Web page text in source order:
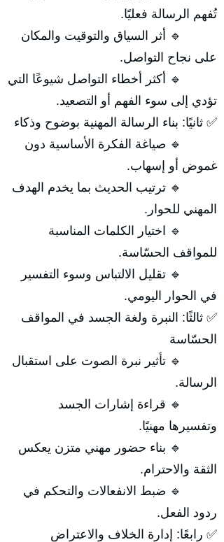
تُفهم الرسالة فعليًا.
🔹 أثر السياق والتوقيت والمكان
على نجاح التواصل.
🔹 أكثر أخطاء التواصل شيوعًا التي
تؤدي إلى سوء الفهم أو التصعيد.
✅ ثانيًا: بناء الرسالة المهنية بوضوح وذكاء
🔹 صياغة الفكرة الأساسية دون
غموض أو إسهاب.
🔹 ترتيب الحديث بما يخدم الهدف
المهني للحوار.
🔹 اختيار الكلمات المناسبة
للمواقف الحسّاسة.
🔹 تقليل الالتباس وسوء التفسير
في الحوار اليومي.
✅ ثالثًا: النبرة ولغة الجسد في المواقف
الحسّاسة
🔹 تأثير نبرة الصوت على استقبال
الرسالة.
🔹 قراءة إشارات الجسد
وتفسيرها مهنيًا.
🔹 بناء حضور مهني متزن يعكس
الثقة والاحترام.
🔹 ضبط الانفعالات والتحكم في
ردود الفعل.
✅ رابعًا: إدارة الخلاف والاعتراض